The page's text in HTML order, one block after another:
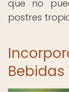
que no
postres
Bebidas